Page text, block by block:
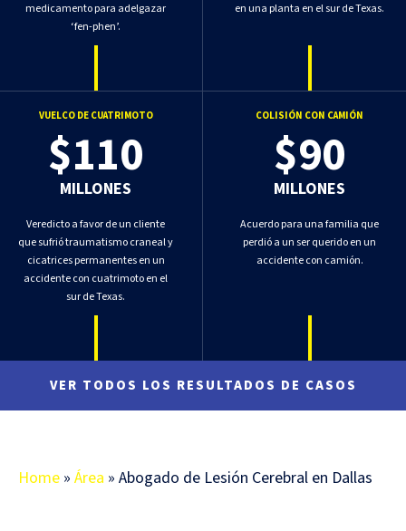
medicamento para adelgazar
‘fen-phen’.
en una planta en el sur de Texas.
VUELCO DE CUATRIMOTO
$110
MILLONES
Veredicto a favor de un cliente
que sufrió traumatismo craneal y
cicatrices permanentes en un
accidente con cuatrimoto en el
sur de Texas.
COLISIÓN CON CAMIÓN
$90
MILLONES
Acuerdo para una familia que
perdió a un ser querido en un
accidente con camión.
VER TODOS LOS RESULTADOS DE CASOS
Home » Área » Abogado de Lesión Cerebral en Dallas